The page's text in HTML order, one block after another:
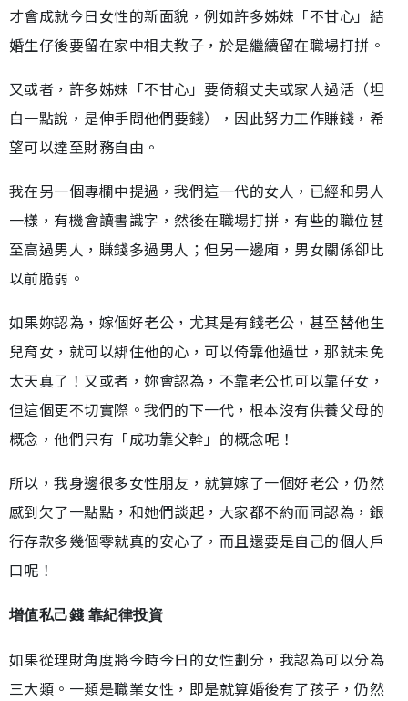
才會成就今日女性的新面貌，例如許多姊妹「不甘心」結
婚生仔後要留在家中相夫教子，於是繼續留在職場打拼。
又或者，許多姊妹「不甘心」要倚賴丈夫或家人過活（坦
白一點說，是伸手問他們要錢），因此努力工作賺錢，希
望可以達至財務自由。
我在另一個專欄中提過，我們這一代的女人，已經和男人
一樣，有機會讀書識字，然後在職場打拼，有些的職位甚
至高過男人，賺錢多過男人；但另一邊廂，男女關係卻比
以前脆弱。
如果妳認為，嫁個好老公，尤其是有錢老公，甚至替他生
兒育女，就可以綁住他的心，可以倚靠他過世，那就未免
太天真了！又或者，妳會認為，不靠老公也可以靠仔女，
但這個更不切實際。我們的下一代，根本沒有供養父母的
概念，他們只有「成功靠父幹」的概念呢！
所以，我身邊很多女性朋友，就算嫁了一個好老公，仍然
感到欠了一點點，和她們談起，大家都不約而同認為，銀
行存款多幾個零就真的安心了，而且還要是自己的個人戶
口呢！
增值私己錢 靠紀律投資
如果從理財角度將今時今日的女性劃分，我認為可以分為
三大類。一類是職業女性，即是就算婚後有了孩子，仍然